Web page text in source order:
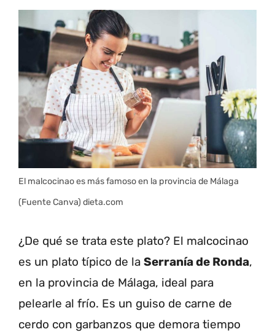
El malcocinao es más famoso en la provincia de Málaga
(Fuente Canva) dieta.com
¿De qué se trata este plato? El malcocinao
es un plato típico de la Serranía de Ronda,
en la provincia de Málaga, ideal para
pelearle al frío. Es un guiso de carne de
cerdo con garbanzos que demora tiempo